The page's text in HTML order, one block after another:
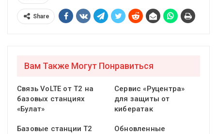
Share
Вам Также Могут Понравиться
Связь VoLTE от Т2 на
базовых станциях
«Булат»
Сервис «Руцентра»
для защиты от
кибератак
Базовые станции T2
Обновленные